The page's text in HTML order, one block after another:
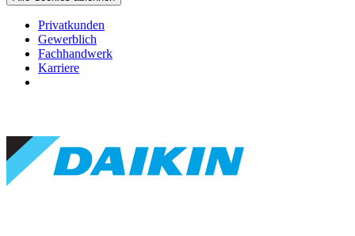
Privatkunden
Gewerblich
Fachhandwerk
Karriere